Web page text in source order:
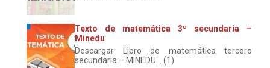
Texto de matemática 3º secundaria –
Minedu
Descargar Libro de matemática tercero
secundaria – MINEDU... (1)